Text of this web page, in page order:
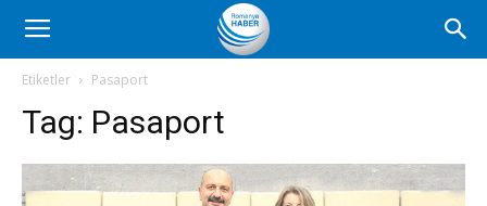
Romanya
Haber
Etiketler Pasaport
Tag: Pasaport